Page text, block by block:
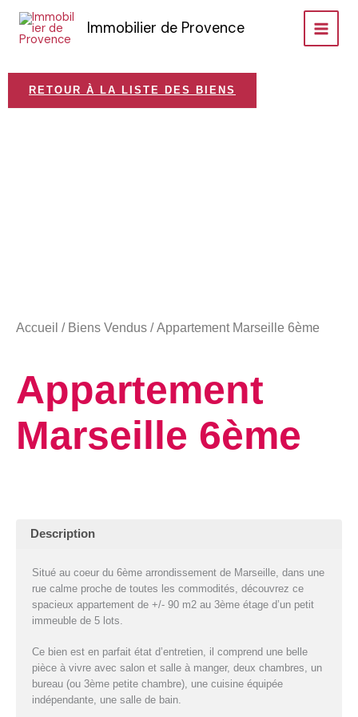
Aller
contenu
Immobilier de Provence
RETOUR À LA LISTE DES BIENS
Accueil / Biens Vendus / Appartement Marseille 6ème
Appartement
Marseille 6ème
Description
Situé au coeur du 6ème arrondissement de Marseille, dans une
rue calme proche de toutes les commodités, découvrez ce
spacieux appartement de +/- 90 m2 au 3ème étage d’un petit
immeuble de 5 lots.
Ce bien est en parfait état d’entretien, il comprend une belle
pièce à vivre avec salon et salle à manger, deux chambres, un
bureau (ou 3ème petite chambre), une cuisine équipée
indépendante, une salle de bain.